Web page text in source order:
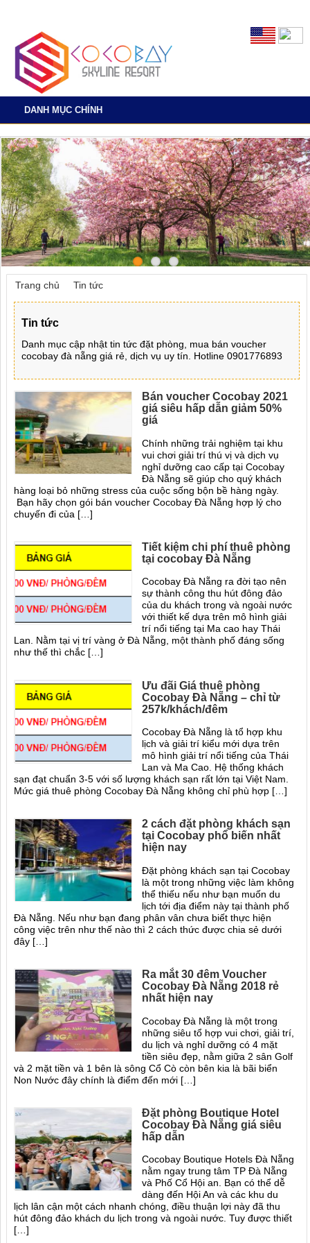
DANH MỤC CHÍNH
Trang chủ Tin tức
Tin tức
Danh mục cập nhật tin tức đặt phòng, mua bán voucher
cocobay đà nẵng giá rẻ, dịch vụ uy tín. Hotline 0901776893
Bán voucher Cocobay 2021
giá siêu hấp dẫn giảm 50%
giá
Chính những trải nghiệm tại khu
vui chơi giải trí thú vị và dịch vụ
nghỉ dưỡng cao cấp tại Cocobay
Đà Nẵng sẽ giúp cho quý khách
hàng loại bỏ những stress của cuộc sống bộn bề hàng ngày.
Bạn hãy chọn gói bán voucher Cocobay Đà Nẵng hợp lý cho
chuyến đi của […]
Tiết kiệm chi phí thuê phòng
tại cocobay Đà Nẵng
Cocobay Đà Nẵng ra đời tạo nên
sự thành công thu hút đông đảo
của du khách trong và ngoài nước
với thiết kế dựa trên mô hình giải
trí nổi tiếng tại Ma cao hay Thái
Lan. Nằm tại vị trí vàng ở Đà Nẵng, một thành phố đáng sống
như thế thì chắc […]
Ưu đãi Giá thuê phòng
Cocobay Đà Nẵng – chỉ từ
257k/khách/đêm
Cocobay Đà Nẵng là tổ hợp khu
lịch và giải trí kiểu mới dựa trên
mô hình giải trí nổi tiếng của Thái
Lan và Ma Cao. Hệ thống khách
sạn đạt chuẩn 3-5 với số lượng khách sạn rất lớn tại Việt Nam.
Mức giá thuê phòng Cocobay Đà Nẵng không chỉ phù hợp […]
2 cách đặt phòng khách sạn
tại Cocobay phổ biến nhất
hiện nay
Đặt phòng khách sạn tại Cocobay
là một trong những việc làm không
thể thiếu nếu như bạn muốn du
lịch tới địa điểm này tại thành phố
Đà Nẵng. Nếu như bạn đang phân vân chưa biết thực hiện
công việc trên như thế nào thì 2 cách thức được chia sẻ dưới
đây […]
Ra mắt 30 đêm Voucher
Cocobay Đà Nẵng 2018 rẻ
nhất hiện nay
Cocobay Đà Nẵng là một trong
những siêu tổ hợp vui chơi, giải trí,
du lịch và nghỉ dưỡng có 4 mặt
tiền siêu đẹp, nằm giữa 2 sân Golf
và 2 mặt tiền và 1 bên là sông Cổ Cò còn bên kia là bãi biển
Non Nước đây chính là điểm đến mới […]
Đặt phòng Boutique Hotel
Cocobay Đà Nẵng giá siêu
hấp dẫn
Cocobay Boutique Hotels Đà Nẵng
nằm ngay trung tâm TP Đà Nẵng
và Phố Cổ Hội an. Bạn có thể dễ
dàng đến Hội An và các khu du
lịch lân cận một cách nhanh chóng, điều thuận lợi này đã thu
hút đông đảo khách du lịch trong và ngoài nước. Tuy được thiết
[…]